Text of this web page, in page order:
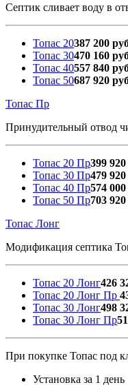
Септик сливает воду в
Топас 20387 200
Топас 30470 160
Топас 40557 840
Топас 50687 920
Топас Пр
Принудительный отвод
Топас 20 Пр399
Топас 30 Пр479
Топас 40 Пр574
Топас 50 Пр703
Топас Лонг
Модификация септика
Топас 20 Лонг426
Топас 20 Лонг Пр
Топас 30 Лонг498
Топас 30 Лонг Пр
При покупке Топас под
Установка за 1 день